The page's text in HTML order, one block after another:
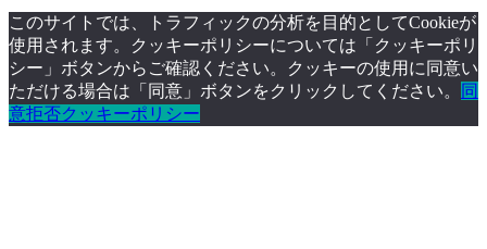
このサイトでは、トラフィックの分析を目的としてCookieが
使用されます。クッキーポリシーについては「クッキーポリ
シー」ボタンからご確認ください。クッキーの使用に同意い
ただける場合は「同意」ボタンをクリックしてください。
同
意拒否クッキーポリシー